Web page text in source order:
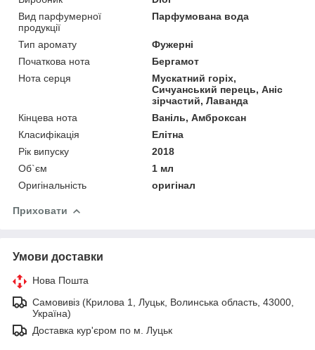
Вид парфумерної
продукції
Парфумована вода
Тип аромату
Фужерні
Початкова нота
Бергамот
Нота серця
Мускатний горіх,
Сичуанський перець, Аніс
зірчастий, Лаванда
Кінцева нота
Ваніль, Амброксан
Класифікація
Елітна
Рік випуску
2018
Об`єм
1 мл
Оригінальність
оригінал
Приховати
Умови доставки
Нова Пошта
Самовивіз (Крилова 1, Луцьк, Волинська область, 43000,
Україна)
Доставка кур'єром по м. Луцьк